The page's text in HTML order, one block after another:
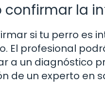
confirmar la
si tu perro es
El profesional
a un diagnóstico
de un experto en